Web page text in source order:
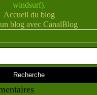
Février(10)
Janvier(14)
Mars(9)
Février(10)
Janvier(10)
Avril(5)
Mars(5)
Février(7)
Mai(10)
Avril(5)
Mars(6)
Janvier(6)
Juin(28)
Mai(28)
Avril(21)
Février(31)
Juillet(40)
Juin(27)
Mai(31)
Mars(38)
Janvier(35)
windsurf).
Accueil du blog
blog avec CanalBlog